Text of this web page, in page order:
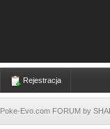
Rejestracja
Evo.com FORUM by